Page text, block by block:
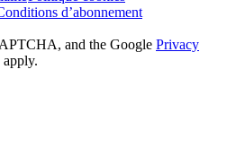
d’abonnement
and the Google Privacy
apply.